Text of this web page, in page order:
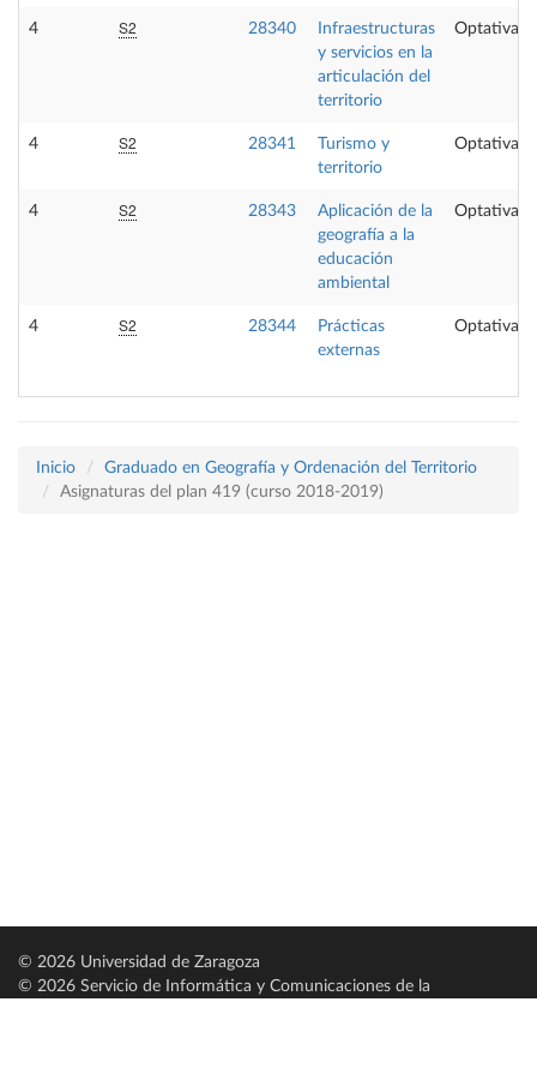
4 S2 28340
Infraestructuras
y servicios en la
articulación del
territorio
Optativa
4 S2 28341
Turismo y
territorio
Optativa
4 S2 28343
Aplicación de la
geografía a la
educación
ambiental
Optativa
4 S2 28344
Prácticas
externas
Optativa
Inicio
Graduado en Geografía y Ordenación del Territorio
Asignaturas del plan 419 (curso 2018-2019)
© 2026 Universidad de Zaragoza
© 2026 Servicio de Informática y Comunicaciones de la